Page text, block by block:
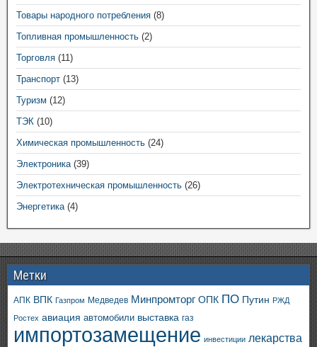
Товары народного потребления (8)
Топливная промышленность (2)
Торговля (11)
Транспорт (13)
Туризм (12)
ТЭК (10)
Химическая промышленность (24)
Электроника(39)
Электротехническая промышленность (26)
Энергетика(4)
Метки
АПК ВПК Газпром Медведев Минпромторг ОПК ПО Путин РЖД
Ростех авиация автомобили выставка газ
импортозамещение инвестиции лекарства